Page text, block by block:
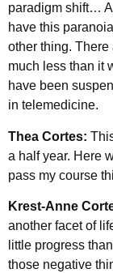
paradigm shift…
have this
other thing.
much less than it
have been
in telemedicine.
Thea Cortes:
a half year. Here
pass my course
Krest-Anne
another facet of
little progress
those negative